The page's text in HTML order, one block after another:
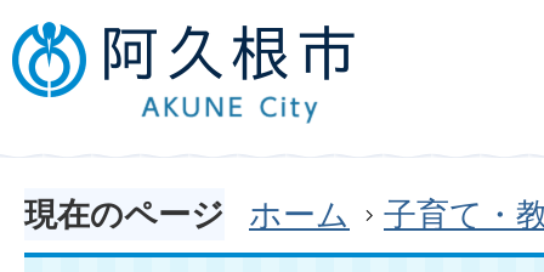
現在のページ ホーム 子育て・